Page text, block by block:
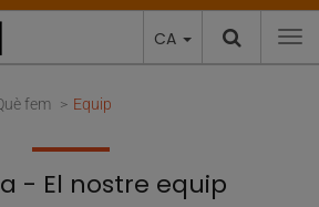
CA
fem Equip
- El nostre equip